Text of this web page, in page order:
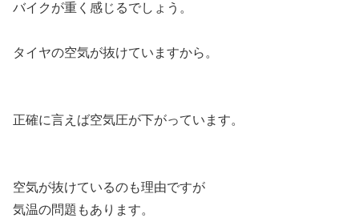
バイクが重く感じるでしょう。
タイヤの空気が抜けていますから。
正確に言えば空気圧が下がっています。
空気が抜けているのも理由ですが
気温の問題もあります。